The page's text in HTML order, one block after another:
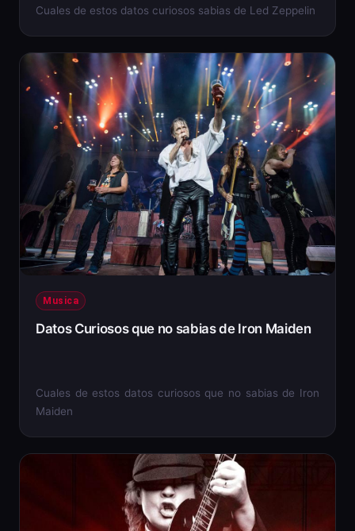
Cuales de estos datos curiosos sabias de Led Zeppelin
Musica
Datos Curiosos que no sabias de Iron Maiden
Cuales de estos datos curiosos que no sabias de Iron
Maiden